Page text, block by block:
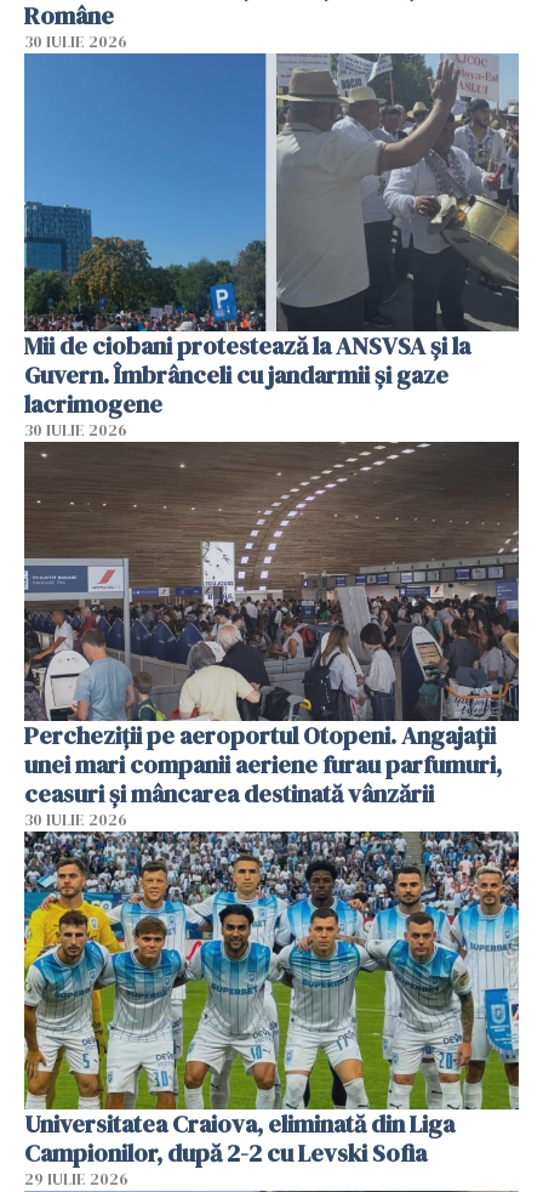
Române
30 IULIE 2026
Mii de ciobani protestează la ANSVSA și la
Guvern. Îmbrânceli cu jandarmii și gaze
lacrimogene
30 IULIE 2026
Percheziții pe aeroportul Otopeni. Angajații
unei mari companii aeriene furau parfumuri,
ceasuri și mâncarea destinată vânzării
30 IULIE 2026
Universitatea Craiova, eliminată din Liga
Campionilor, după 2-2 cu Levski Sofia
29 IULIE 2026